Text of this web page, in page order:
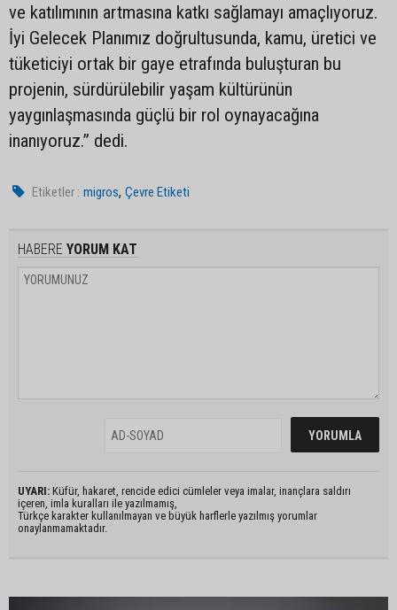
ve katılımının artmasına katkı sağlamayı amaçlıyoruz.
İyi Gelecek Planımız doğrultusunda, kamu, üretici ve
tüketiciyi ortak bir gaye etrafında buluşturan bu
projenin, sürdürülebilir yaşam kültürünün
yaygınlaşmasında güçlü bir rol oynayacağına
inanıyoruz.” dedi.
Etiketler : migros,Çevre Etiketi
HABERE YORUM KAT
UYARI: Küfür, hakaret, rencide edici cümleler veya imalar, inançlara saldırı
içeren, imla kuralları ile yazılmamış,
Türkçe karakter kullanılmayan ve büyük harflerle yazılmış yorumlar
onaylanmamaktadır.